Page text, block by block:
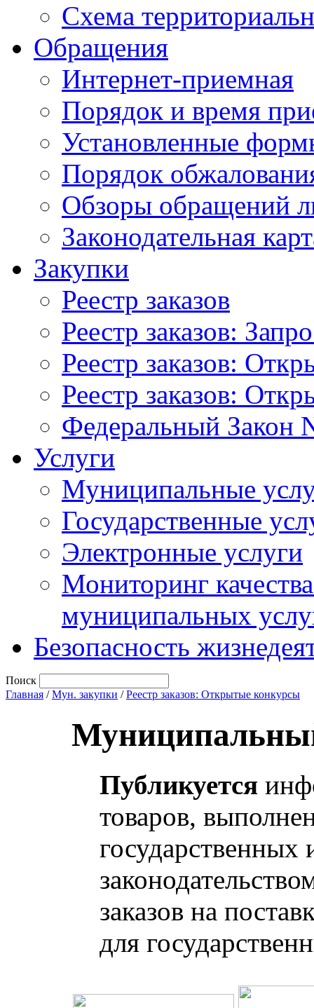
Схема
Обращения
Интернет-приемная
Порядок и время
Установленные
Порядок
Обзоры обращений
Законодательная
Закупки
Реестр заказов
Реестр заказов:
Реестр заказов:
Реестр заказов:
Федеральный Закон
Услуги
Муниципальные
Государственные
Электронные услуги
Мониторинг
муниципальных
Безопасность
Поиск
Главная /Мун. закупки /Реестр заказов: Открытые конкурсы
Публикуется
товаров,
заказов на
для